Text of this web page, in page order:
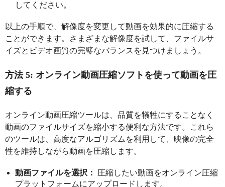
してください。
以上の手順で、解像度を変更して動画を効果的に圧縮する
ことができます。さまざまな解像度を試して、ファイルサ
イズとビデオ画質の完璧なバランスを見つけましょう。
方法 5: オンライン動画圧縮ソフトを使って動画を圧
縮する
オンライン動画圧縮ツールは、品質を犠牲にすることなく
動画のファイルサイズを縮小する便利な方法です。これら
のツールは、高度なアルゴリズムを利用して、映像の完全
性を維持しながら動画を圧縮します。
動画ファイルを選択： 圧縮したい動画をオンライン圧縮
プラットフォームにアップロードします。